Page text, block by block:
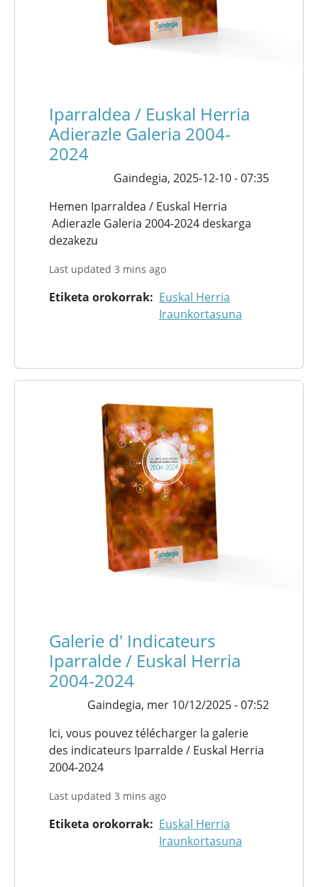
Iparraldea / Euskal Herria
Adierazle Galeria 2004-
2024
Gaindegia, 2025-12-10 - 07:35
Hemen Iparraldea / Euskal Herria
Adierazle Galeria 2004-2024 deskarga
dezakezu
Last updated 3 mins ago
Etiketa orokorrak
Euskal Herria
Iraunkortasuna
Galerie d' Indicateurs
Iparralde / Euskal Herria
2004-2024
Gaindegia, mer 10/12/2025 - 07:52
Ici, vous pouvez télécharger la galerie
des indicateurs Iparralde / Euskal Herria
2004-2024
Last updated 3 mins ago
Etiketa orokorrak
Euskal Herria
Iraunkortasuna